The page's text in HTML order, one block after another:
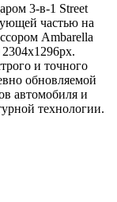
3-в-1 Street
частью на
Ambarella
и точного
обновляемой
автомобиля и
технологии.